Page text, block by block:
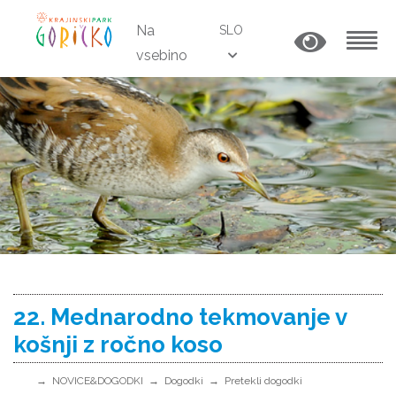
Na
vsebino
SLO
22. Mednarodno tekmovanje v
košnji z ročno koso
NOVICE&DOGODKI Dogodki Pretekli dogodki